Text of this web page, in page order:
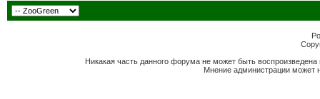
Никакая часть данного форума не может быть
Мнение администрации может